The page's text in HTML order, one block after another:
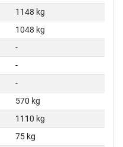
1148 kg
1048 kg
-
-
-
570 kg
1110 kg
75 kg